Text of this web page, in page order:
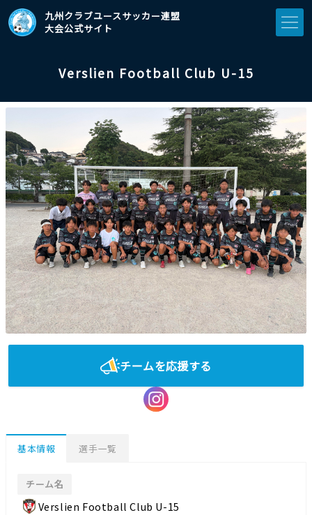
九州クラブユースサッカー連盟
大会公式サイト
Verslien Football Club U-15
チームを応援する
基本情報 選手一覧
チーム名
Verslien Football Club U-15